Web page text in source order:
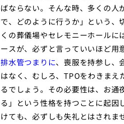
ばならない。そんな時、多くの人
で、どのように行うか」という、
くの葬儀場やセレモニーホール
ースが、必ずと言っていいほど用
排水管つまりに、喪服を持参し、
はなく、むしろ、TPOをわきまえ
るでしょう。その必要性は、お通
る」という性格を持つことに起因
けても、必ずしも失礼とはされま